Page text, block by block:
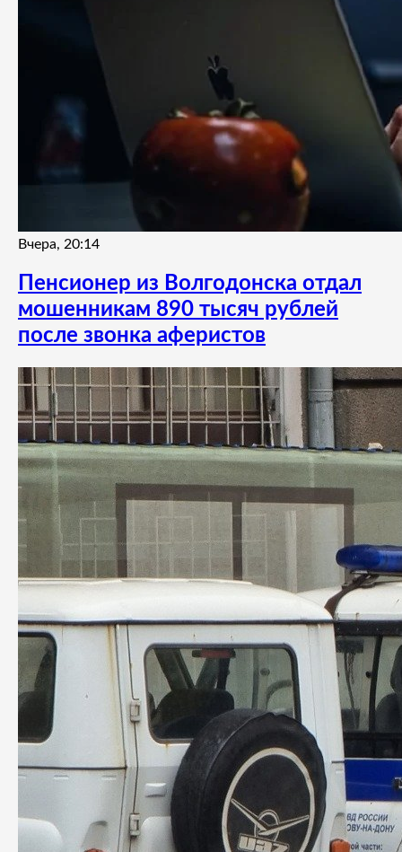
Вчера, 20:14
Пенсионер из Волгодонска отдал
мошенникам 890 тысяч рублей
после звонка аферистов